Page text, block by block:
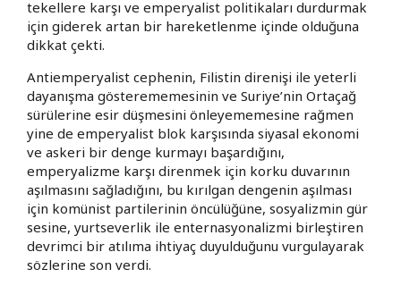
tekellere karşı ve emperyalist politikaları durdurmak
için giderek artan bir hareketlenme içinde olduğuna
dikkat çekti.
Antiemperyalist cephenin, Filistin direnişi ile yeterli
dayanışma gösterememesinin ve Suriye’nin Ortaçağ
sürülerine esir düşmesini önleyememesine rağmen
yine de emperyalist blok karşısında siyasal ekonomi
ve askeri bir denge kurmayı başardığını,
emperyalizme karşı direnmek için korku duvarının
aşılmasını sağladığını, bu kırılgan dengenin aşılması
için komünist partilerinin öncülüğüne, sosyalizmin gür
sesine, yurtseverlik ile enternasyonalizmi birleştiren
devrimci bir atılıma ihtiyaç duyulduğunu vurgulayarak
sözlerine son verdi.